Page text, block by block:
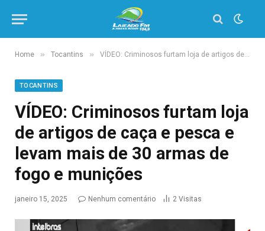
Home » Tocantins » VÍDEO: Criminosos furtam loja de artigos de caça e pesca e levam mais de 30 armas de fogo e munições
TOCANTINS
VÍDEO: Criminosos furtam loja
de artigos de caça e pesca e
levam mais de 30 armas de
fogo e munições
janeiro 15, 2025 Nenhum comentário 2 Visitas